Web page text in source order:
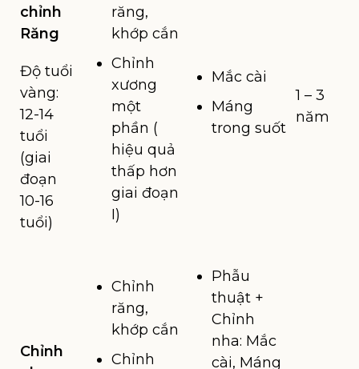
chỉnh
Răng
Độ tuổi
vàng:
12-14
tuổi
(giai
đoạn
10-16
tuổi)
răng,
khớp cắn
Chỉnh
xương
một
phần (
hiệu quả
thấp hơn
giai đoạn
I)
Mắc cài
Máng
trong suốt
1 – 3
năm
Chỉnh
Chỉnh
răng,
khớp cắn
Chỉnh
Phẫu
thuật +
Chỉnh
nha: Mắc
cài, Máng